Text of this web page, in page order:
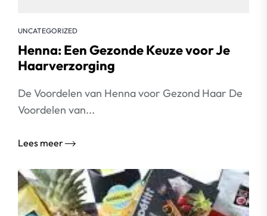
UNCATEGORIZED
Henna: Een Gezonde Keuze voor Je
Haarverzorging
De Voordelen van Henna voor Gezond Haar De
Voordelen van...
Lees meer